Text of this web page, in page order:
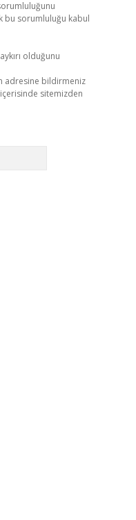
bu sorumluluğu kabul
olduğunu
adresine bildirmeniz
sitemizden